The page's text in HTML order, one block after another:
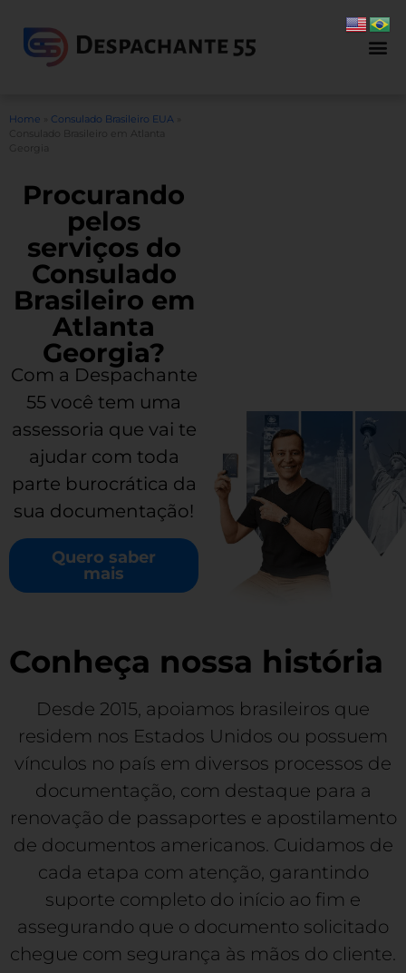
Home Consulado Brasileiro EUA
Consulado Brasileiro em Atlanta
Georgia
Procurando
pelos
serviços do
Consulado
Brasileiro em
Atlanta
Georgia?
Com a Despachante
55 você tem uma
assessoria que vai te
ajudar com toda
parte burocrática da
sua documentação!
Quero saber
mais
Conheça nossa história
Desde 2015, apoiamos brasileiros que
residem nos Estados Unidos ou possuem
vínculos no país em diversos processos de
documentação, com destaque para a
renovação de passaportes e apostilamento
de documentos americanos. Cuidamos de
cada etapa com atenção, garantindo
suporte completo do início ao fim e
assegurando que o documento solicitado
chegue com segurança às mãos do cliente.